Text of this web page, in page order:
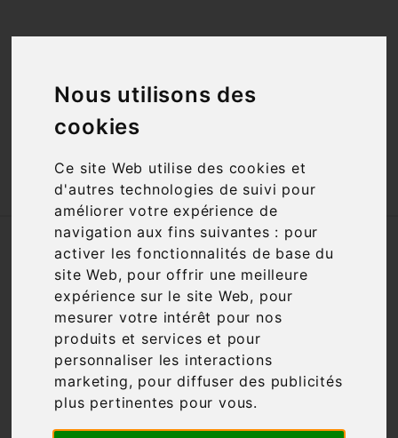
Nous utilisons des
cookies
Ce site Web utilise des cookies et
d'autres technologies de suivi pour
améliorer votre expérience de
navigation aux fins suivantes : pour
activer les fonctionnalités de base du
site Web, pour offrir une meilleure
expérience sur le site Web, pour
mesurer votre intérêt pour nos
produits et services et pour
personnaliser les interactions
marketing, pour diffuser des publicités
plus pertinentes pour vous.
id="open_preferences_center">Préfèrences
Accueil Vins Appellation AOC Marsannay
Nous nous excusons pour la gêne
occasionnée
Recherchez à nouveau ce que vous cherchez
